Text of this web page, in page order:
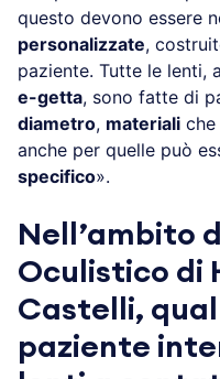
questo devono essere
personalizzate,
paziente. Tutte le lenti,
e-getta, sono fatte di
diametro, materiali che
anche per quelle può
specifico».
Nell’ambito
Oculistico di
Castelli, qual
paziente